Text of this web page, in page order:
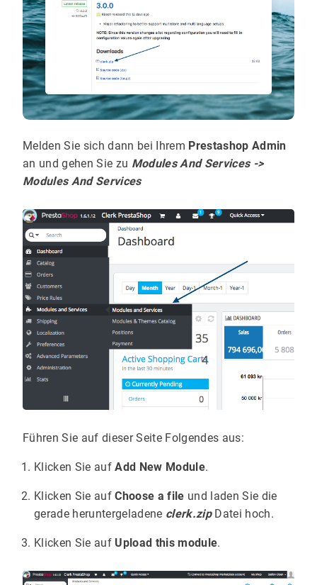
Melden Sie sich dann bei Ihrem Prestashop Admin
an und gehen Sie zu Modules And Services ->
Modules And Services
Führen Sie auf dieser Seite Folgendes aus:
Klicken Sie aufAdd New Module.
Klicken Sie aufChoose a file und laden Sie die
gerade heruntergeladene clerk.zipDatei hoch.
Klicken Sie auf Upload this module.